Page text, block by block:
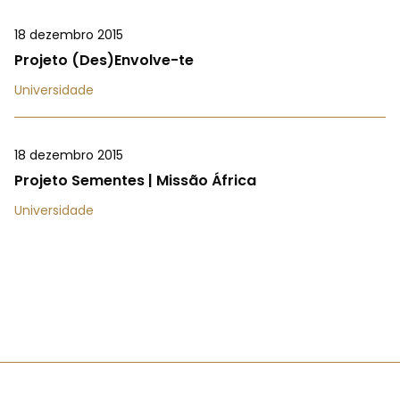
18 dezembro 2015
Projeto (Des)Envolve-te
Universidade
18 dezembro 2015
Projeto Sementes | Missão África
Universidade